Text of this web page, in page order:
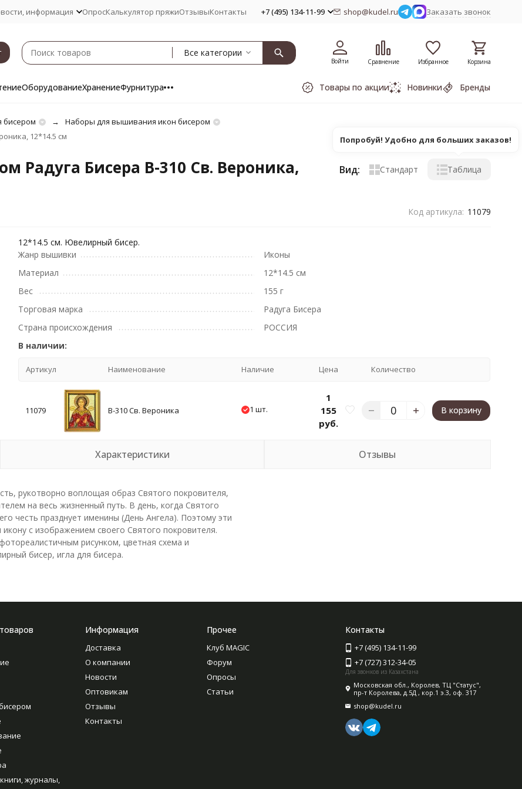
информация ОпросКалькулятор пряжиОтзывыКонтакты +7 (495) 134-11-99 shop@kudel.ru Заказать звонок
Все категории
Войти Сравнение Избранное Корзина
ОборудованиеХранениеФурнитура Товары по акции Новинки Бренды
бисером
Наборы для вышивания икон бисером
12*14.5 см
Радуга Бисера В-310 Св. Вероника,
Вид: Стандарт Таблица
Код артикула: 11079
12*14.5 см. Ювелирный бисер.
Жанр вышивки
Иконы
Материал
12*14.5 см
Вес
155 г
Торговая марка
Радуга Бисера
Страна происхождения
РОССИЯ
В наличии:
Артикул Наименование Наличие Цена Количество
11079 В-310 Св. Вероника 1 шт.
1
155
руб.
В корзину
Характеристики Отзывы
рукотворно воплощая образ Святого покровителя,
на весь жизненный путь. В день, когда Святого
честь празднует именины (День Ангела). Поэтому эти
с изображением своего Святого покровителя.
рисунком, цветная схема и
бисер, игла для бисера.
журналы,
Информация
Доставка
О компании
Новости
Оптовикам
Отзывы
Контакты
Прочее
Клуб MAGIC
Форум
Опросы
Статьи
Контакты
+7 (495) 134-11-99
+7 (727) 312-34-05
Для звонков из Казахстана
Московская обл., Королев, ТЦ "Статус",
пр-т Королева, д.5Д , кор.1 э.3, оф. 317
shop@kudel.ru
Попробуй! Удобно для больших заказов!